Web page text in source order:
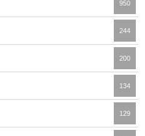
950
244
200
134
129